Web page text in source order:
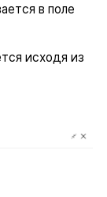
в поле
исходя из